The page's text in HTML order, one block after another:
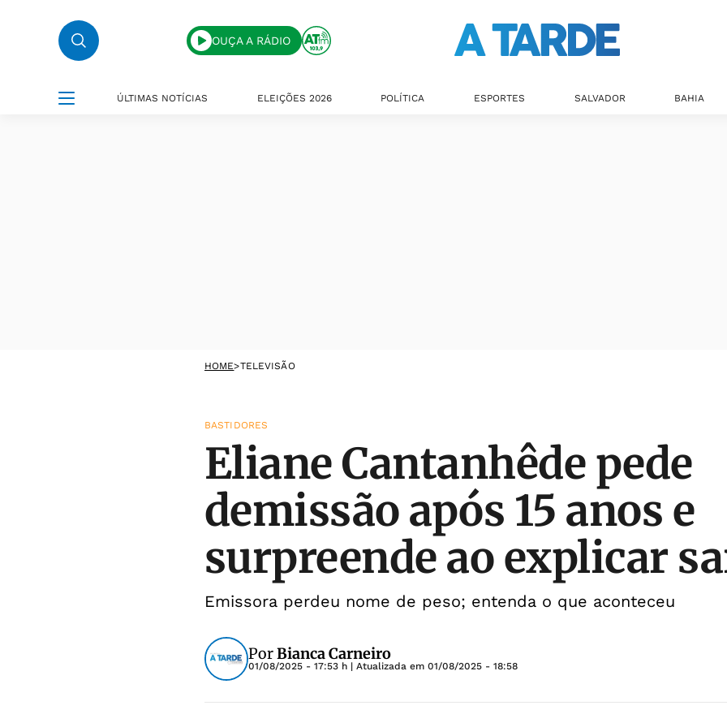
OUÇA A RÁDIO
ÚLTIMAS NOTÍCIAS ELEIÇÕES 2026 POLÍTICA ESPORTES SALVADOR BAHIA
HOME>TELEVISÃO
BASTIDORES
Eliane Cantanhêde pede
demissão após 15 anos e
surpreende ao explicar
Emissora perdeu nome de peso; entenda o que aconteceu
PorBianca Carneiro
01/08/2025 - 17:53 h | Atualizada em 01/08/2025 - 18:58